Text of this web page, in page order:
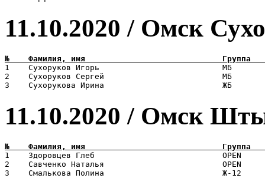
11.10.2020 / Омск
1    Сухоруков Игорь                          МБ
2    Сухоруков Сергей                         МБ
11.10.2020 / Омск
1    Здоровцев Глеб
2    Савченко Наталья
3    Смалькова Полина                         Ж-12